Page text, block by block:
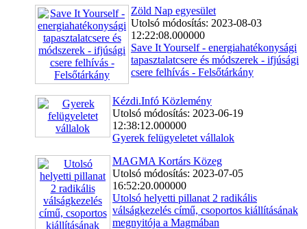
Zöld Nap egyesület
Utolsó módosítás: 2023-08-03
12:22:08.000000
Save It Yourself - energiahatékonysági
tapasztalatcsere és módszerek - ifjúsági
csere felhívás - Felsőtárkány
Kézdi.Infó Közlemény
Utolsó módosítás: 2023-06-19
12:38:12.000000
Gyerek felügyeletet vállalok
MAGMA Kortárs Közeg
Utolsó módosítás: 2023-07-05
16:52:20.000000
Utolsó helyetti pillanat 2 radikális
válságkezelés című, csoportos kiállításának
megnyitója a Magmában